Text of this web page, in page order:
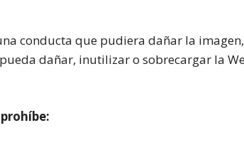
conducta que pudiera dañar la
dañar, inutilizar o sobrecargar la